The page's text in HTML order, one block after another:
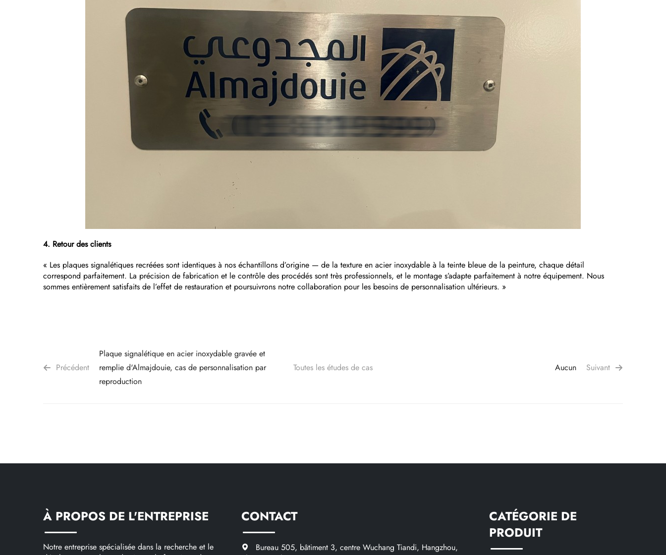
4. Retour des clients
« Les plaques signalétiques recréées sont identiques à nos échantillons d’origine — de la texture en acier inoxydable à la teinte bleue de la peinture, chaque détail
correspond parfaitement. La précision de fabrication et le contrôle des procédés sont très professionnels, et le montage s’adapte parfaitement à notre équipement. Nous
sommes entièrement satisfaits de l’effet de restauration et poursuivrons notre collaboration pour les besoins de personnalisation ultérieurs. »
Précédent
Plaque signalétique en acier inoxydable gravée et
remplie d'Almajdouie, cas de personnalisation par
reproduction
Toutes les études de cas Suivant
Aucun
À PROPOS DE L'ENTREPRISE
Notre entreprise spécialisée dans la recherche et le
CONTACT
Bureau 505, bâtiment 3, centre Wuchang Tiandi, Hangzhou,
CATÉGORIE DE
PRODUIT